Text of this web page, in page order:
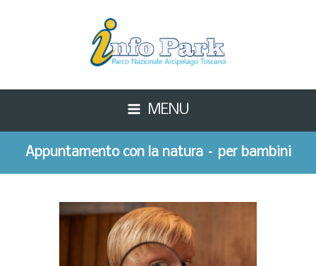
MENU
Appuntamento con la natura – per bambini